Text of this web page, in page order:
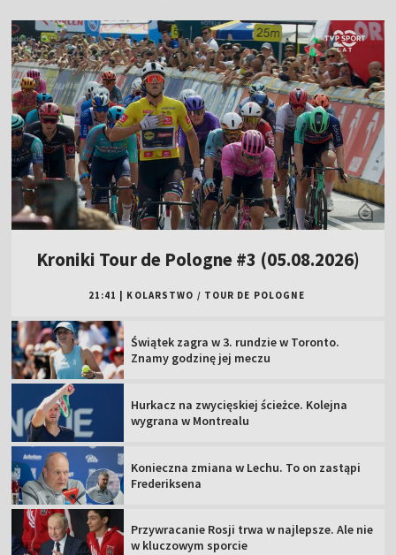
Kroniki Tour de Pologne #3 (05.08.2026)
21:41 KOLARSTWO / TOUR DE POLOGNE
Świątek zagra w 3. rundzie w Toronto.
Znamy godzinę jej meczu
Hurkacz na zwycięskiej ścieżce. Kolejna
wygrana w Montrealu
Konieczna zmiana w Lechu. To on zastąpi
Frederiksena
Przywracanie Rosji trwa w najlepsze. Ale nie
w kluczowym sporcie